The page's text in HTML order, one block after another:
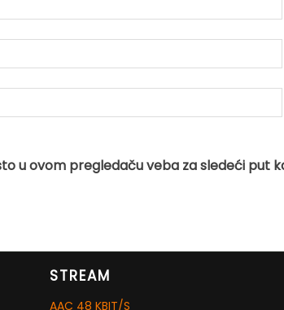
u ovom pregledaču veba za sledeći put
STREAM
AAC 48 KBIT/S